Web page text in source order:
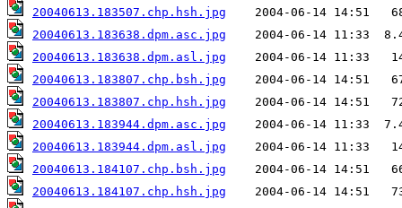
20040613.183507.chp.hsh.jpg
20040613.183638.dpm.asc.jpg
20040613.183638.dpm.asl.jpg
20040613.183807.chp.bsh.jpg
20040613.183807.chp.hsh.jpg
20040613.183944.dpm.asc.jpg
20040613.183944.dpm.asl.jpg
20040613.184107.chp.bsh.jpg
20040613.184107.chp.hsh.jpg